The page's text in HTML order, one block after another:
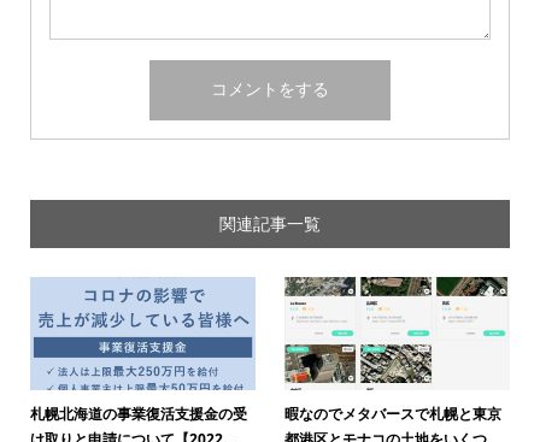
関連記事一覧
札幌北海道の事業復活支援金の受
暇なのでメタバースで札幌と東京